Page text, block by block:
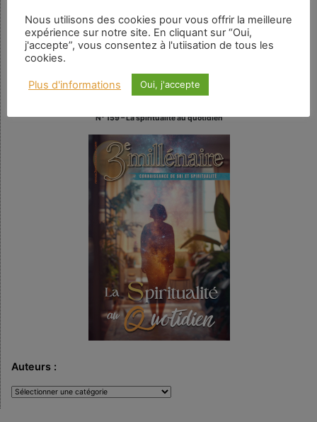
Rechercher
Numéro en cours
N° 159 – La spiritualité au quotidien
Auteurs :
Auteurs
:
Nous utilisons des cookies pour vous offrir la meilleure
expérience sur notre site. En cliquant sur “Oui,
j'accepte”, vous consentez à l'utiisation de tous les
cookies.
Plus d'informations Oui, j'accepte